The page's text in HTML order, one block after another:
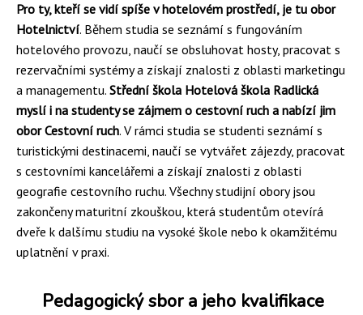
Pro ty, kteří se vidí spíše v hotelovém prostředí, je tu obor
Hotelnictví. Během studia se seznámí s fungováním
hotelového provozu, naučí se obsluhovat hosty, pracovat s
rezervačními systémy a získají znalosti z oblasti marketingu
a managementu. Střední škola Hotelová škola Radlická
myslí i na studenty se zájmem o cestovní ruch a nabízí jim
obor Cestovní ruch. V rámci studia se studenti seznámí s
turistickými destinacemi, naučí se vytvářet zájezdy, pracovat
s cestovními kancelářemi a získají znalosti z oblasti
geografie cestovního ruchu. Všechny studijní obory jsou
zakončeny maturitní zkouškou, která studentům otevírá
dveře k dalšímu studiu na vysoké škole nebo k okamžitému
uplatnění v praxi.
Pedagogický sbor a jeho kvalifikace